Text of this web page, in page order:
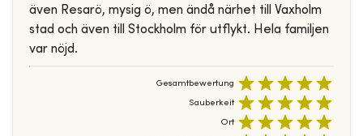
även Resarö, mysig ö, men ändå närhet till Vaxholm
stad och även till Stockholm för utflykt. Hela familjen
var nöjd.
Gesamtbewertung
Sauberkeit
Ort